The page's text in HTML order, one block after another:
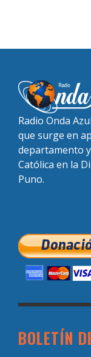
Radio Onda
que surge en
departamento
Católica en la
Puno.
BOLETÍN